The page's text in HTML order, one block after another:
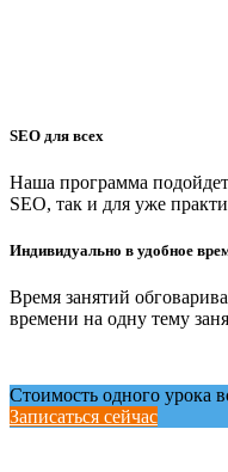
SEO для всех
Наша программа подойдет
SEO, так и для уже
Индивидуально в удобное
Время занятий
времени на одну тему
Стоимость одного урока
Записаться сейчас